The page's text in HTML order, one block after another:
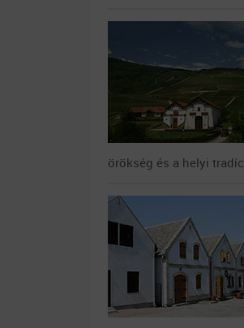
örökség és a helyi